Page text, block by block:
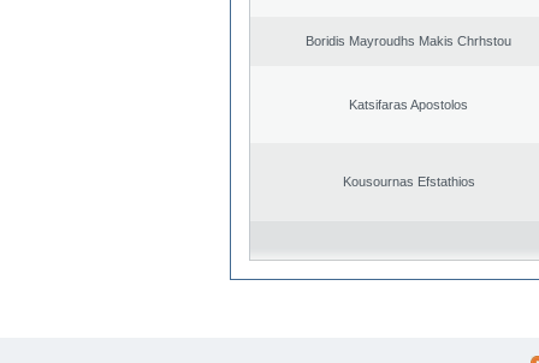
Boridis Mayroudhs Makis Chrhstou
Katsifaras Apostolos
Kousournas Efstathios